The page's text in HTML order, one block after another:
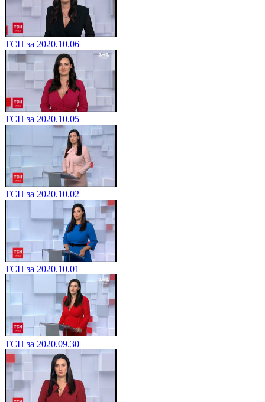
ТСН за 2020.10.06
ТСН за 2020.10.05
ТСН за 2020.10.02
ТСН за 2020.10.01
ТСН за 2020.09.30